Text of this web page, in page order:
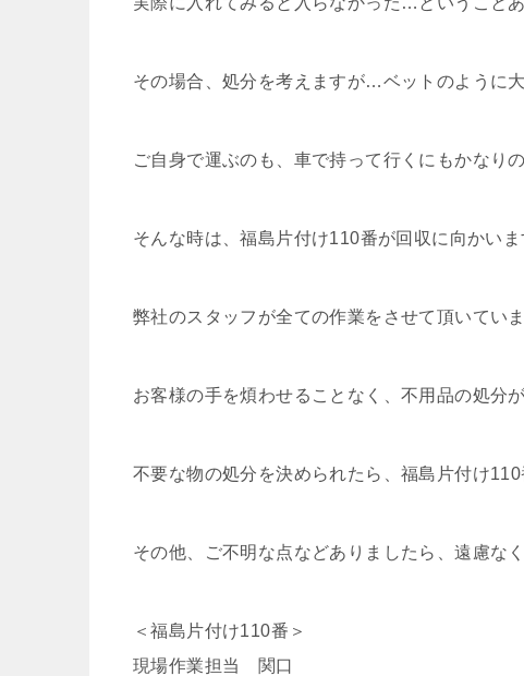
その場合、処分を考えますが…ベットのように
ご自身で運ぶのも、車で持って行くにもかなり
そんな時は、福島片付け110番が回収に向かい
弊社のスタッフが全ての作業をさせて頂いていま
お客様の手を煩わせることなく、不用品の処分
不要な物の処分を決められたら、福島片付け
その他、ご不明な点などありましたら、遠慮な
＜福島片付け110番＞
現場作業担当 関口